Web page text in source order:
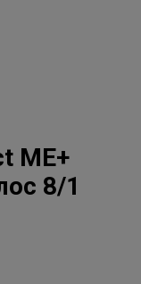
ME+
8/1